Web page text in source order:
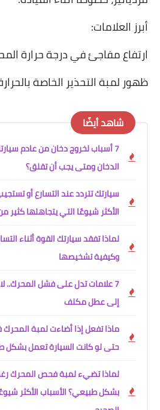
أبرز العلامات:
ارتفاع مفاجئ في درجة حرارة
ظهور لمبة التحذير الخاصة
شاهد أيضًا
7 أسباب لخروج دخان من عادم
الدخان ومتى يجب أن تقلق؟
سيارتك تتردد عند التسارع أو
الأكثر شيوعًا التي يتجاهلها كثير
لماذا تفقد سيارتك القوة أثناء
وكيفية تشخيصها
7 علامات تدل على فشل المحرك..
إلى عطل مكلف
ماذا تفعل إذا أضاءت لمبة
حتى لو كانت السيارة تعمل بشكل
لماذا تضيء لمبة فحص المحرك
بشكل طبيعي؟ الأسباب الأكثر